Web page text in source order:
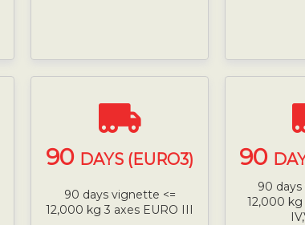
90 DAYS (EURO3)
90 days vignette <=
12,000 kg 3 axes EURO III
90
90
12,000 kg